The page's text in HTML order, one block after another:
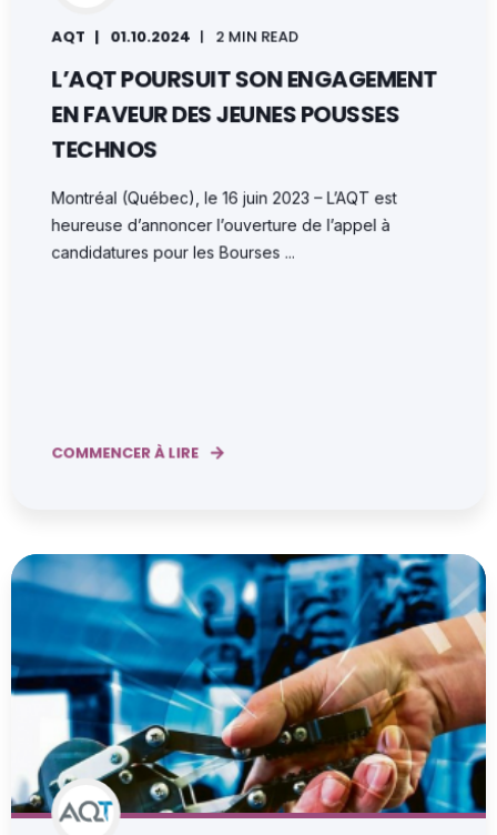
AQT 01.10.2024 2 MIN READ
L’AQT POURSUIT SON ENGAGEMENT
EN FAVEUR DES JEUNES POUSSES
TECHNOS
Montréal (Québec), le 16 juin 2023 – L’AQT est
heureuse d’annoncer l’ouverture de l’appel à
candidatures pour les Bourses ...
COMMENCER À LIRE